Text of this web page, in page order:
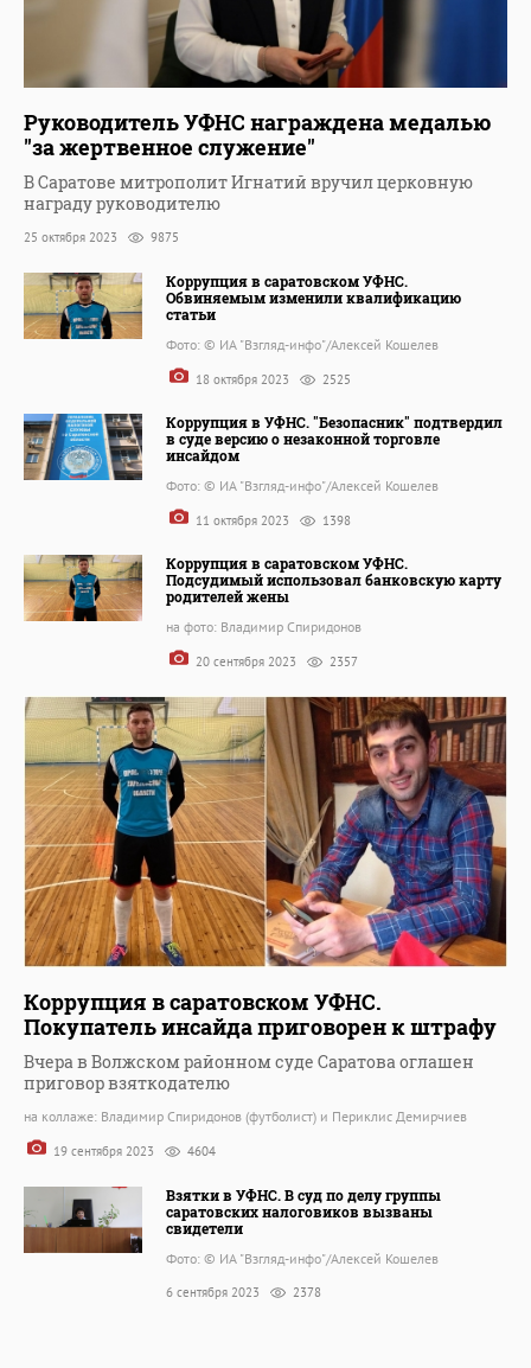
Руководитель УФНС награждена медалью
"за жертвенное служение"
В Саратове митрополит Игнатий вручил церковную
награду руководителю
25 октября 2023 9875
Коррупция в саратовском УФНС.
Обвиняемым изменили квалификацию
статьи
Фото: © ИА "Взгляд-инфо"/Алексей Кошелев
18 октября 2023 2525
Коррупция в УФНС. "Безопасник" подтвердил
в суде версию о незаконной торговле
инсайдом
Фото: © ИА "Взгляд-инфо"/Алексей Кошелев
11 октября 2023 1398
Коррупция в саратовском УФНС.
Подсудимый использовал банковскую карту
родителей жены
на фото: Владимир Спиридонов
20 сентября 2023 2357
Коррупция в саратовском УФНС.
Покупатель инсайда приговорен к штрафу
Вчера в Волжском районном суде Саратова оглашен
приговор взяткодателю
на коллаже: Владимир Спиридонов (футболист) и Периклис Демирчиев
19 сентября 2023 4604
Взятки в УФНС. В суд по делу группы
саратовских налоговиков вызваны
свидетели
Фото: © ИА "Взгляд-инфо"/Алексей Кошелев
6 сентября 2023 2378